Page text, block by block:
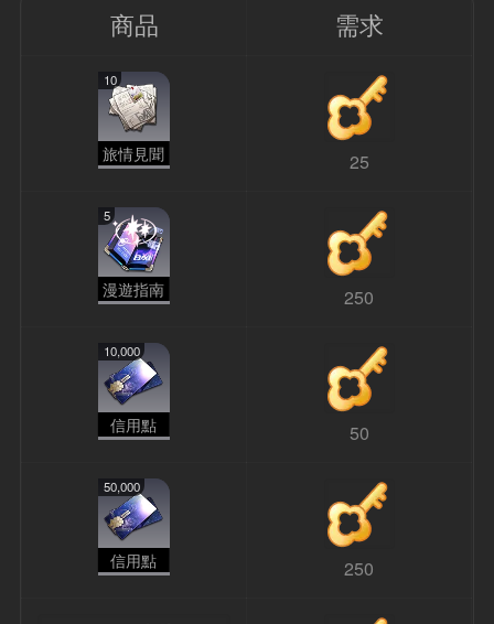
商品 需求
10
旅情見聞 25
5
漫遊指南 250
10,000
信用點 50
50,000
信用點 250